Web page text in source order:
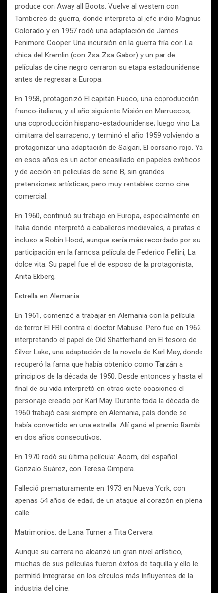
produce con Away all Boots. Vuelve al western con
Tambores de guerra, donde interpreta al jefe indio Magnus
Colorado y en 1957 rodó una adaptación de James
Fenimore Cooper. Una incursión en la guerra fría con La
chica del Kremlin (con Zsa Zsa Gabor) y un par de
películas de cine negro cerraron su etapa estadounidense
antes de regresar a Europa.
En 1958, protagonizó El capitán Fuoco, una coproducción
franco-italiana, y al año siguiente Misión en Marruecos,
una coproducción hispano-estadounidense; luego vino La
cimitarra del sarraceno, y terminó el año 1959 volviendo a
protagonizar una adaptación de Salgari, El corsario rojo. Ya
en esos años es un actor encasillado en papeles exóticos
y de acción en películas de serie B, sin grandes
pretensiones artísticas, pero muy rentables como cine
comercial.
En 1960, continuó su trabajo en Europa, especialmente en
Italia donde interpretó a caballeros medievales, a piratas e
incluso a Robin Hood, aunque sería más recordado por su
participación en la famosa película de Federico Fellini, La
dolce vita. Su papel fue el de esposo de la protagonista,
Anita Ekberg.
Estrella en Alemania
En 1961, comenzó a trabajar en Alemania con la película
de terror El FBI contra el doctor Mabuse. Pero fue en 1962
interpretando el papel de Old Shatterhand en El tesoro de
Silver Lake, una adaptación de la novela de Karl May, donde
recuperó la fama que había obtenido como Tarzán a
principios de la década de 1950. Desde entonces y hasta el
final de su vida interpretó en otras siete ocasiones el
personaje creado por Karl May. Durante toda la década de
1960 trabajó casi siempre en Alemania, país donde se
había convertido en una estrella. Allí ganó el premio Bambi
en dos años consecutivos.
En 1970 rodó su última película: Aoom, del español
Gonzalo Suárez, con Teresa Gimpera.
Falleció prematuramente en 1973 en Nueva York, con
apenas 54 años de edad, de un ataque al corazón en plena
calle.
Matrimonios: de Lana Turner a Tita Cervera
Aunque su carrera no alcanzó un gran nivel artístico,
muchas de sus películas fueron éxitos de taquilla y ello le
permitió integrarse en los círculos más influyentes de la
industria del cine.